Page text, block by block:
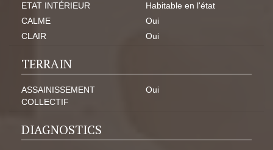
ETAT INTÉRIEUR
Habitable en l'état
CALME
Oui
CLAIR
Oui
TERRAIN
ASSAINISSEMENT
COLLECTIF
Oui
DIAGNOSTICS